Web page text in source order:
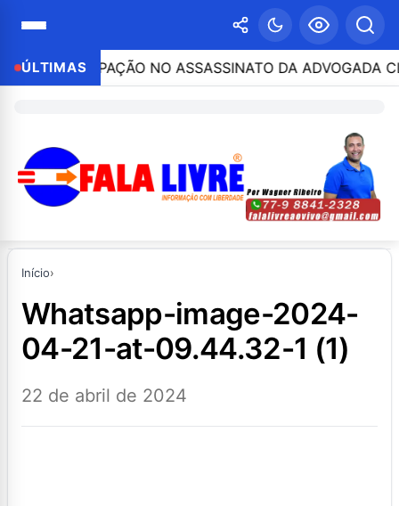
ÚLTIMAS
PARTICIPAÇÃO NO ASSASSINATO DA ADVOGADA
Início›
whatsapp-image-2024-
04-21-at-09.44.32-1 (1)
22 de abril de 2024